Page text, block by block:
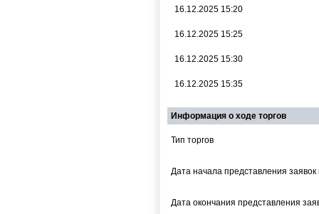
16.12.2025 15:20
16.12.2025 15:25
16.12.2025 15:30
16.12.2025 15:35
Информация о ходе торгов
Тип торгов
Дата начала представления заявок
Дата окончания представления